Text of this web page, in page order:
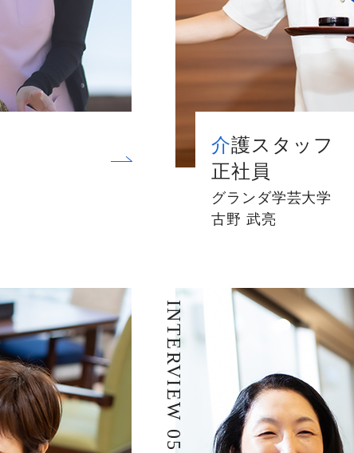
介護スタッフ
正社員
グランダ学芸大学
古野 武亮
INTERVIEW 05